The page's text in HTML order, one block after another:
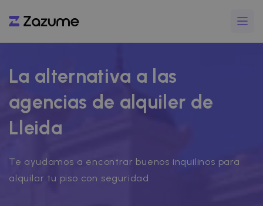
La alternativa a las
agencias de alquiler de
Lleida
Te ayudamos a encontrar buenos inquilinos para
alquilar tu piso con seguridad